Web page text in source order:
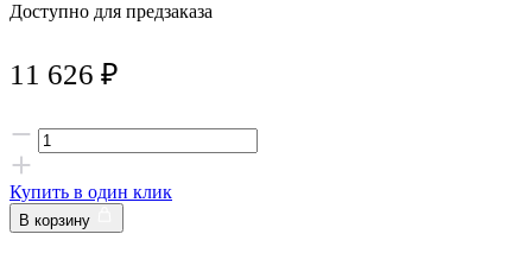
Доступно для предзаказа
11 626 ₽
Купить в один клик
В корзину